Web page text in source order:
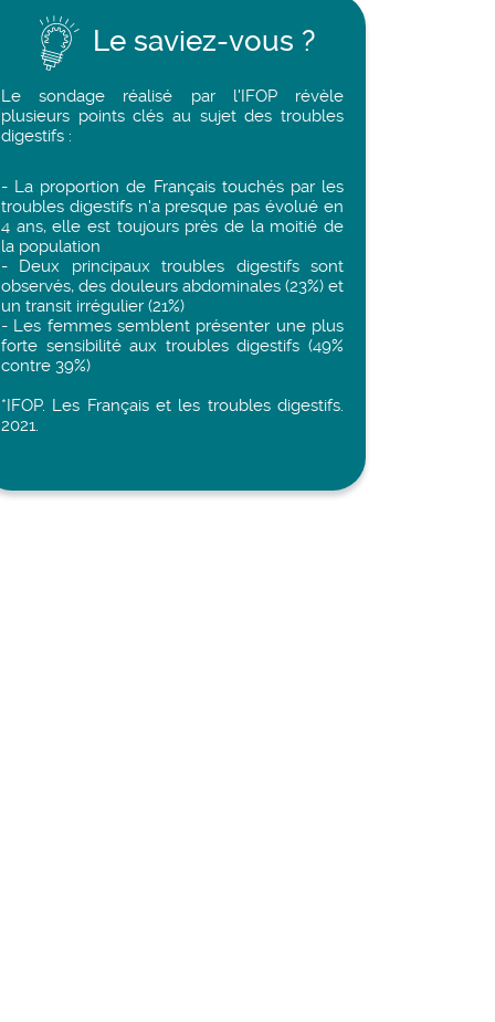
Le saviez-vous ?
Le sondage réalisé par l'IFOP révèle
plusieurs points clés au sujet des troubles
digestifs :
- La proportion de Français touchés par les
troubles digestifs n'a presque pas évolué en
4 ans, elle est toujours près de la moitié de
la population
- Deux principaux troubles digestifs sont
observés, des douleurs abdominales (23%) et
un transit irrégulier (21%)
- Les femmes semblent présenter une plus
forte sensibilité aux troubles digestifs (49%
contre 39%)
*IFOP. Les Français et les troubles digestifs.
2021.